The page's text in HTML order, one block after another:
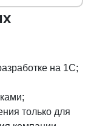
на 1С;
только для